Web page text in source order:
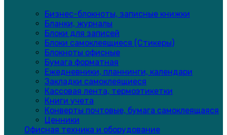
Бизнес-блокноты, записные книжки
Бланки, журналы
Блоки для записей
Блоки самоклеящиеся (Стикеры)
Блокноты офисные
Бумага форматная
Ежедневники, планнинги, календари
Закладки самоклеящиеся
Кассовая лента, термоэтикетки
Книги учета
Конверты почтовые, бумага самоклеящаяся
Ценники
Офисная техника и оборудование